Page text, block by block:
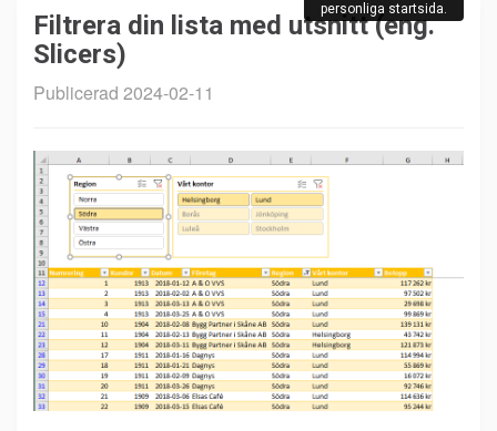
personliga startsida.
Filtrera din lista med utsnitt (eng.
Slicers)
Publicerad 2024-02-11